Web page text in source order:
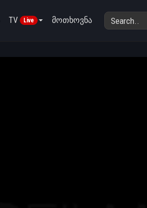
TV Live მოთხოვნა